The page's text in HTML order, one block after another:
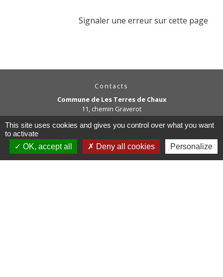
Signaler une erreur sur cette page
Contacts
Commune de Les Terres de Chaux
11, chemin Graverot
25190 Les Terres-de-Chaux - FRANCE
+33 3 81 94 14 85
Contact par formulaire
This site uses cookies and gives you control over what you want
to activate
OK, accept all
Deny all cookies Personalize